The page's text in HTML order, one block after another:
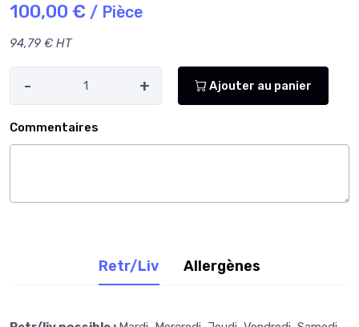
100,00 € / Pièce
94,79 € HT
- + Ajouter au panier
Commentaires
Retr/Liv Allergènes